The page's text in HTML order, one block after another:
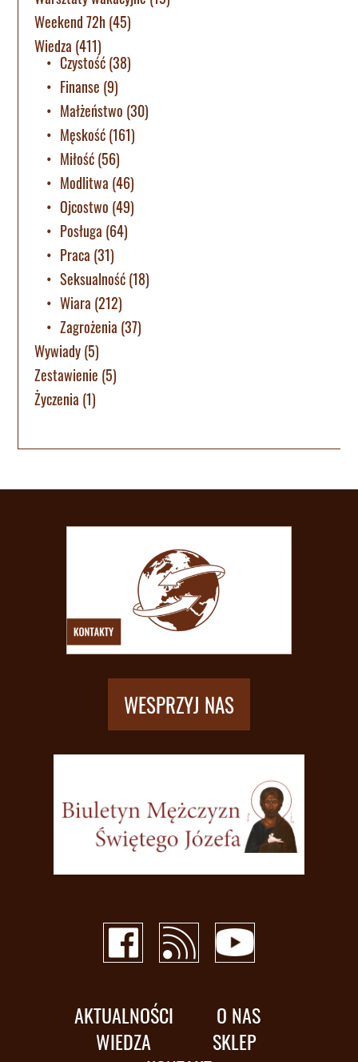
Weekend 72h(45)
Wiedza (411)
Czystość(38)
Finanse (9)
Małżeństwo (30)
Męskość(161)
Miłość(56)
Modlitwa (46)
Ojcostwo (49)
Posługa (64)
Praca (31)
Seksualność(18)
Wiara (212)
Zagrożenia (37)
Wywiady(5)
Zestawienie (5)
Życzenia (1)
WESPRZYJ NAS
AKTUALNOŚCI
O NAS
WIEDZA
SKLEP